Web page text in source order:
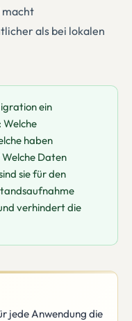
macht
als bei lokalen
ein
Welche
haben
Daten
sie für den
verhindert die
jede Anwendung die